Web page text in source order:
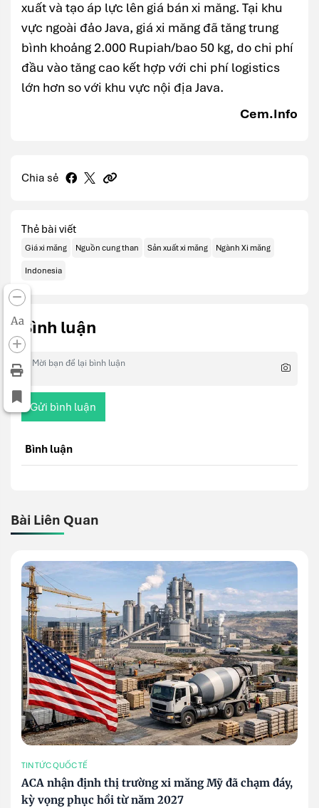
Aa
xuất và tạo áp lực lên giá bán xi măng. Tại khu
vực ngoài đảo Java, giá xi măng đã tăng trung
bình khoảng 2.000 Rupiah/bao 50 kg, do chi phí
đầu vào tăng cao kết hợp với chi phí logistics
lớn hơn so với khu vực nội địa Java.
Cem.Info
Chia sẻ
Thẻ bài viết
Giá xi măng Nguồn cung than Sản xuất xi măng Ngành Xi măng
Indonesia
Bình luận
Gửi bình luận
Bình luận
Bài Liên Quan
TIN TỨC QUỐC TẾ
ACA nhận định thị trường xi măng Mỹ đã chạm đáy,
kỳ vọng phục hồi từ năm 2027